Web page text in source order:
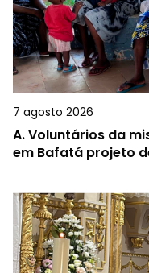
7 agosto 2026
A.Voluntários da
em Bafatá projeto